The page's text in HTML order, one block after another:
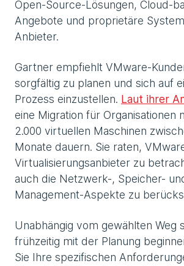
Open-Source-Lösungen, Cloud-
Angebote und proprietäre
Anbieter.
Gartner empfiehlt VMware-
sorgfältig zu planen und sich auf
Prozess einzustellen. Laut ihrer
eine Migration für Organisationen
2.000 virtuellen Maschinen
Monate dauern. Sie raten,
Virtualisierungsanbieter zu
auch die Netzwerk-, Speicher-
Management-Aspekte zu
Unabhängig vom gewählten Weg
frühzeitig mit der Planung
Sie Ihre spezifischen